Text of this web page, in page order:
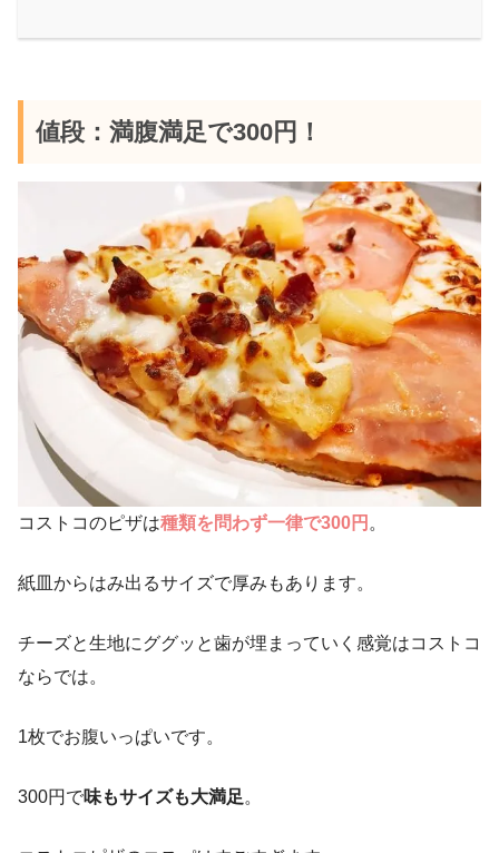
値段：満腹満足で300円！
コストコのピザは種類を問わず一律で300円 。
紙皿からはみ出るサイズで厚みもあります。
チーズと生地にググッと歯が埋まっていく感覚はコストコ
ならでは。
1枚でお腹いっぱいです。
300円で味もサイズも大満足 。